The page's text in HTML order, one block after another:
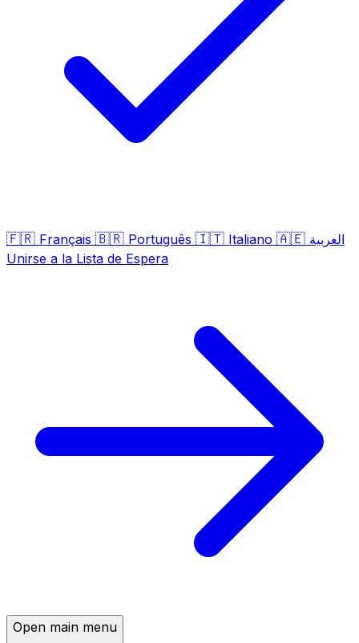
🇫🇷 Français 🇧🇷 Português 🇮🇹 Italiano 🇦🇪 العربية
Unirse a la Lista de Espera
Open main menu